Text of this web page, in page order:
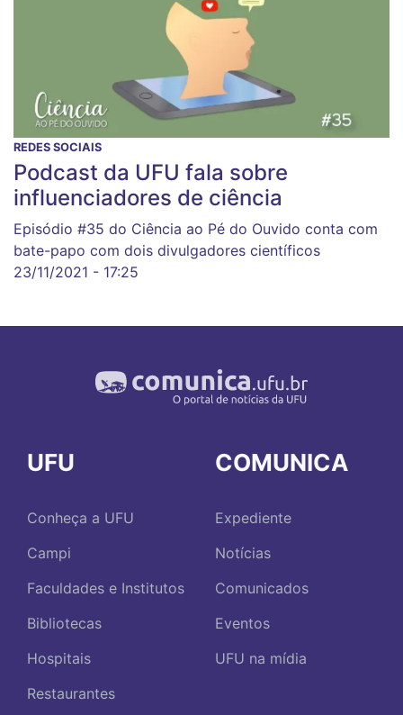
REDES SOCIAIS
Podcast da UFU fala sobre
influenciadores de ciência
Episódio #35 do Ciência ao Pé do Ouvido conta com
bate-papo com dois divulgadores científicos
23/11/2021 - 17:25
UFU
Conheça a UFU
Campi
Faculdades e Institutos
Bibliotecas
Hospitais
Restaurantes
COMUNICA
Expediente
Notícias
Comunicados
Eventos
UFU na mídia